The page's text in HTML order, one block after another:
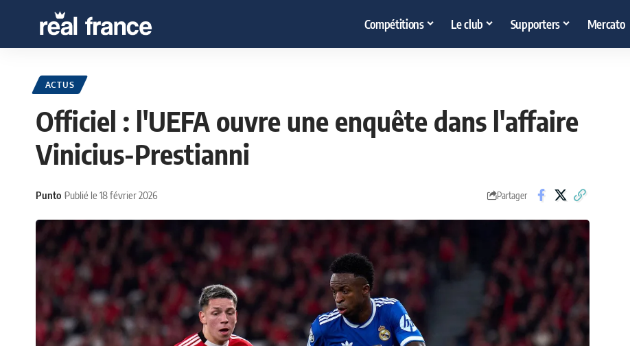
Compétitions Le club Supporters Mercato
ACTUS
Officiel : l'UEFA ouvre une enquête dans l'affaire
Vinicius-Prestianni
Punto Publié le 18 février 2026 Partager